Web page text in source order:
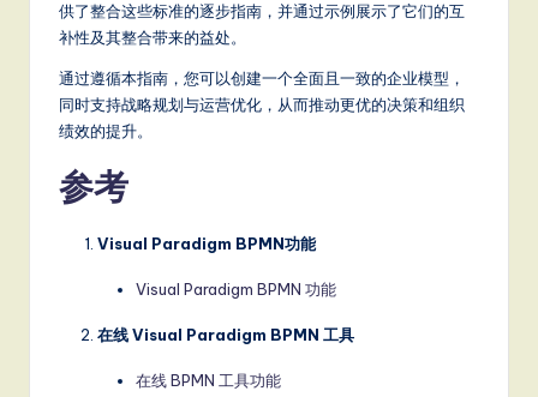
供了整合这些标准的逐步指南，并通过示例展示了它们的互
补性及其整合带来的益处。
通过遵循本指南，您可以创建一个全面且一致的企业模型，
同时支持战略规划与运营优化，从而推动更优的决策和组织
绩效的提升。
参考
Visual Paradigm BPMN功能
Visual Paradigm BPMN 功能
在线 Visual Paradigm BPMN 工具
在线 BPMN 工具功能